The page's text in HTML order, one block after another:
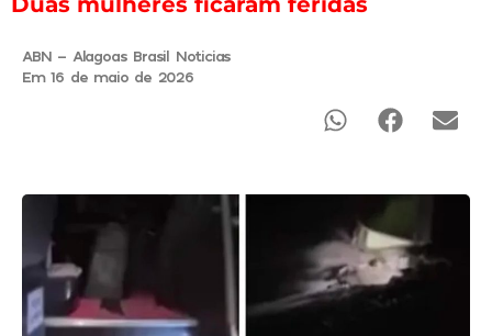
ABN - Alagoas Brasil Noticias
Em 16 de maio de 2026